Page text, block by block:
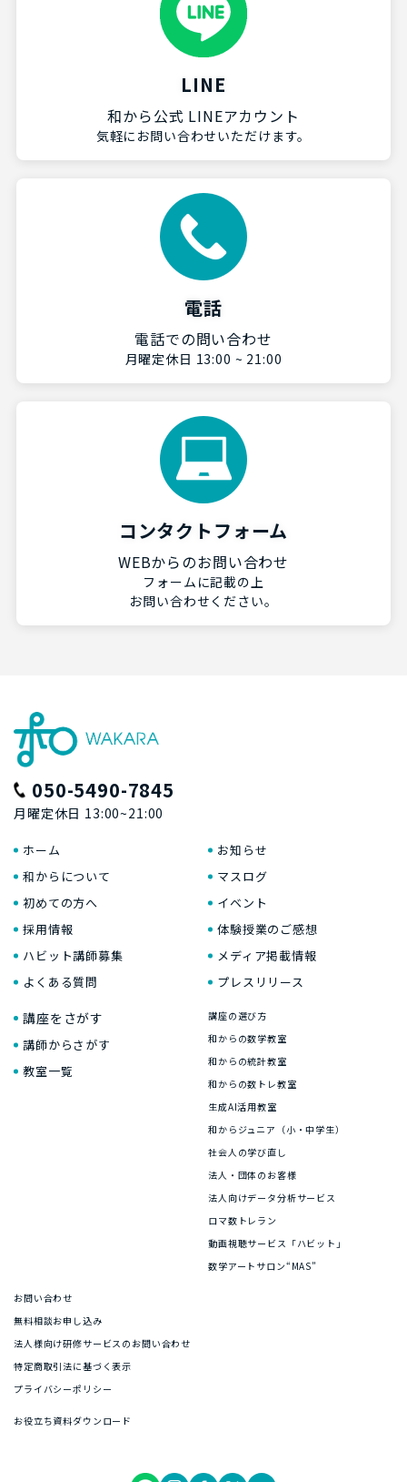
LINE
和から公式 LINEアカウント
気軽にお問い合わせいただけます。
電話
電話での問い合わせ
月曜定休日 13:00 ~ 21:00
コンタクトフォーム
WEBからのお問い合わせ
フォームに記載の上
お問い合わせください。
050-5490-7845
月曜定休日 13:00~21:00
ホーム
和からについて
初めての方へ
採用情報
ハビット講師募集
よくある質問
お知らせ
マスログ
イベント
体験授業のご感想
メディア掲載情報
プレスリリース
講座をさがす
講師からさがす
教室一覧
講座の選び方
和からの数学教室
和からの統計教室
和からの数トレ教室
生成AI活用教室
和からジュニア（小・中学生）
社会人の学び直し
法人・団体のお客様
法人向けデータ分析サービス
ロマ数トレラン
動画視聴サービス「ハビット」
数学アートサロン“MAS”
お問い合わせ
無料相談お申し込み
法人様向け研修サービスのお問い合わせ
特定商取引法に基づく表示
プライバシーポリシー
お役立ち資料ダウンロード